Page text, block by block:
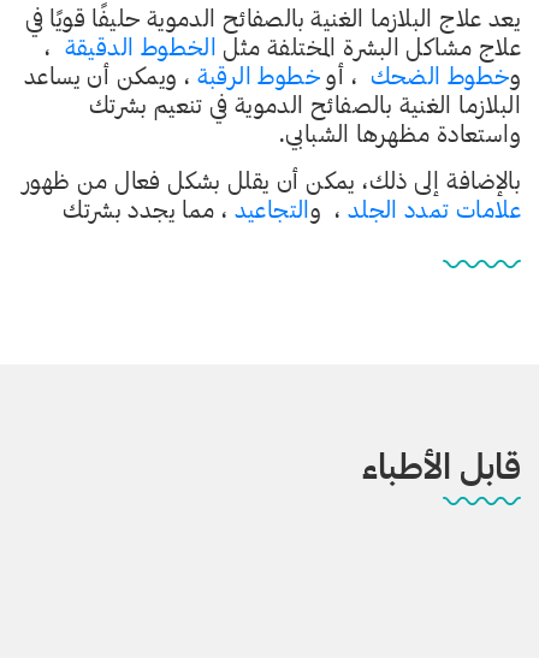
يعد علاج البلازما الغنية بالصفائح الدموية حليفًا قويًا في
علاج مشاكل البشرة المختلفة مثل الخطوط الدقيقة ،
وخطوط الضحك ، أوخطوط الرقبة ، ويمكن أن يساعد
البلازما الغنية بالصفائح الدموية في تنعيم بشرتك
واستعادة مظهرها الشبابي.
بالإضافة إلى ذلك، يمكن أن يقلل بشكل فعال من ظهور
علامات تمدد الجلد ، والتجاعيد ، مما يجدد بشرتك
قابل الأطباء